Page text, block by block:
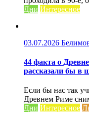
Дни Интересное
03.07.2026
44 факта о
рассказали бы в
Если бы нас так
Древнем Риме
Дни Интересное